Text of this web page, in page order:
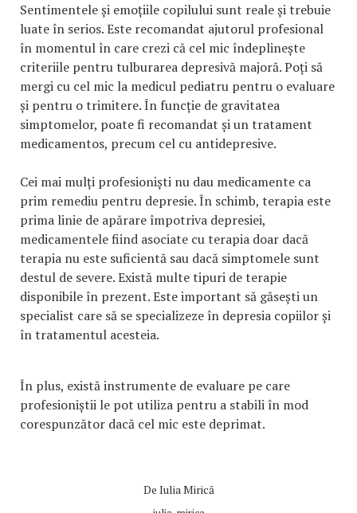
Sentimentele și emoțiile copilului sunt reale și trebuie
luate în serios. Este recomandat ajutorul profesional
în momentul în care crezi că cel mic îndeplinește
criteriile pentru tulburarea depresivă majoră. Poți să
mergi cu cel mic la medicul pediatru pentru o evaluare
și pentru o trimitere. În funcție de gravitatea
simptomelor, poate fi recomandat și un tratament
medicamentos, precum cel cu antidepresive.
Cei mai mulți profesioniști nu dau medicamente ca
prim remediu pentru depresie. În schimb, terapia este
prima linie de apărare împotriva depresiei,
medicamentele fiind asociate cu terapia doar dacă
terapia nu este suficientă sau dacă simptomele sunt
destul de severe. Există multe tipuri de terapie
disponibile în prezent. Este important să găsești un
specialist care să se specializeze în depresia copiilor și
în tratamentul acesteia.
În plus, există instrumente de evaluare pe care
profesioniștii le pot utiliza pentru a stabili în mod
corespunzător dacă cel mic este deprimat.
De Iulia Mirică